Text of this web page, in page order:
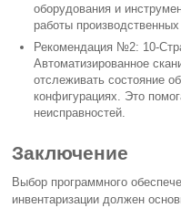
оборудования и
работы производственных
Рекомендация №2: 10-
Автоматизированное
отслеживать состояние
конфигурациях. Это
неисправностей.
Заключение
Выбор программного
инвентаризации должен